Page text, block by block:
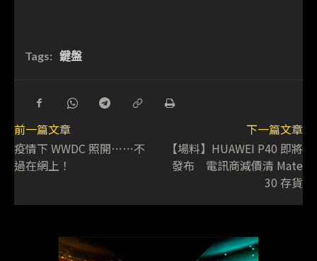
Tags: 鍵盤
前一篇文章
疫情下 WWDC 照開⋯⋯不
過在網上！
下一篇文章
【場料】HUAWEI P40 即將
發布 電訊商減價清 Mate
30 存貨